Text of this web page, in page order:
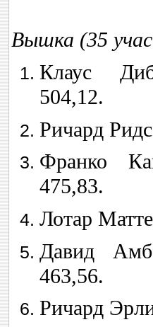
Вышка (35
Клаус
504,12.
Ричард
Франко
475,83.
Лотар
Давид
463,56.
Ричард